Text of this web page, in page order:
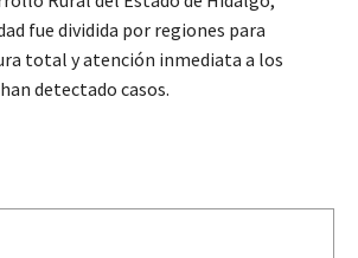
fue dividida por regiones para
total y atención inmediata a los
detectado casos.